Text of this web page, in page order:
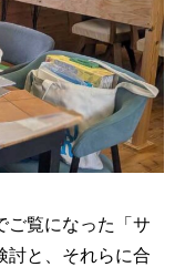
ご覧になった「サ
討と、それらに合